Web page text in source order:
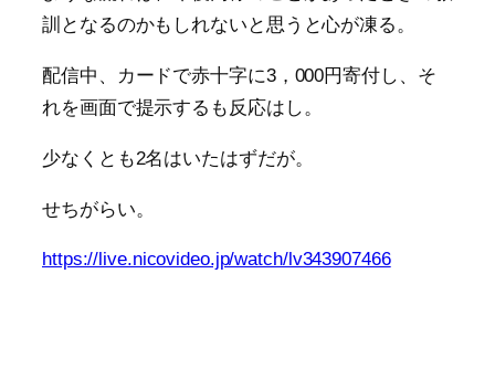
訓となるのかもしれないと思うと心が凍る。
配信中、カードで赤十字に3，000円寄付し、そ
れを画面で提示するも反応はし。
少なくとも2名はいたはずだが。
せちがらい。
https://live.nicovideo.jp/watch/lv343907466